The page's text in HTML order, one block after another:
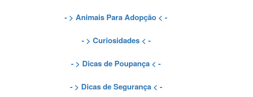
- > Animais Para Adopção < -
- > Curiosidades< -
- > Dicas de Poupança < -
- > Dicas de Segurança< -